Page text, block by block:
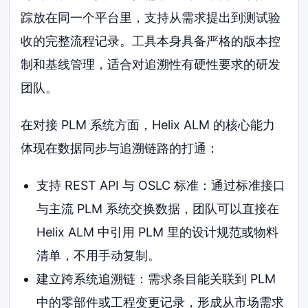
踪放在同一个平台里，支持从需求提出到测试验
收的完整流程记录。工具本身具备严格的版本控
制和基线管理，适合对追溯性有硬性要求的研发
团队。
在对接 PLM 系统方面，Helix ALM 的核心能力
体现在数据同步与追溯链路的打通：
支持 REST API 与 OSLC 标准：通过标准接口
与主流 PLM 系统交换数据，团队可以直接在
Helix ALM 中引用 PLM 里的设计规范或物料
清单，不用手动复制。
建立跨系统追溯链：需求条目能关联到 PLM
中的零部件或工程变更记录，形成从市场需求